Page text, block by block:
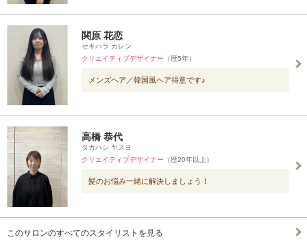
関原 花恋
セキハラ カレン
クリエイティブデザイナー （歴5年）
メンズヘア／韓国風ヘア得意です♪
高橋 恭代
タカハシ ヤスヨ
クリエイティブデザイナー （歴20年以上）
髪のお悩み一緒に解決しましょう！
このサロンのすべてのスタイリストを見る